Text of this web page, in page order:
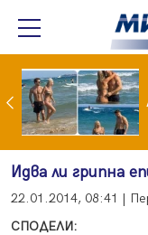
Драма вместо щастие: Звезда от "Татковци" е в болница с високорискова бременност
Идва ли грипна
22.01.2014, 08:41 |
СПОДЕЛИ: